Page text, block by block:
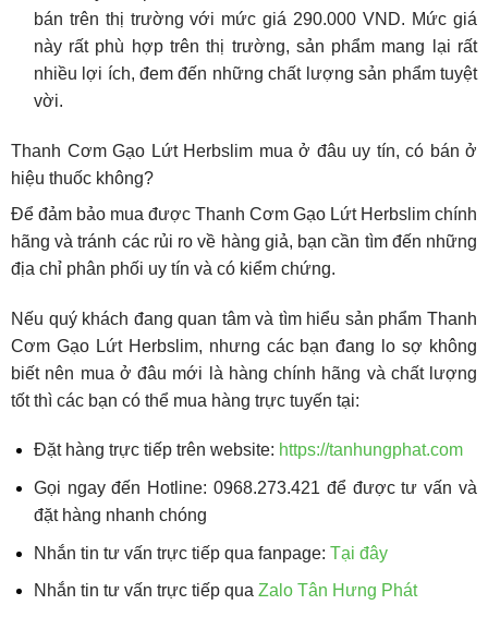
bán trên thị trường với mức giá 290.000 VND. Mức giá
này rất phù hợp trên thị trường, sản phẩm mang lại rất
nhiều lợi ích, đem đến những chất lượng sản phẩm tuyệt
vời.
Thanh Cơm Gạo Lứt Herbslim mua ở đâu uy tín, có bán ở
hiệu thuốc không?
Để đảm bảo mua được Thanh Cơm Gạo Lứt Herbslim chính
hãng và tránh các rủi ro về hàng giả, bạn cần tìm đến những
địa chỉ phân phối uy tín và có kiểm chứng.
Nếu quý khách đang quan tâm và tìm hiểu sản phẩm Thanh
Cơm Gạo Lứt Herbslim, nhưng các bạn đang lo sợ không
biết nên mua ở đâu mới là hàng chính hãng và chất lượng
tốt thì các bạn có thể mua hàng trực tuyến tại:
Đặt hàng trực tiếp trên website: https://tanhungphat.com
Gọi ngay đến Hotline: 0968.273.421 để được tư vấn và
đặt hàng nhanh chóng
Nhắn tin tư vấn trực tiếp qua fanpage: Tại đây
Nhắn tin tư vấn trực tiếp qua Zalo Tân Hưng Phát